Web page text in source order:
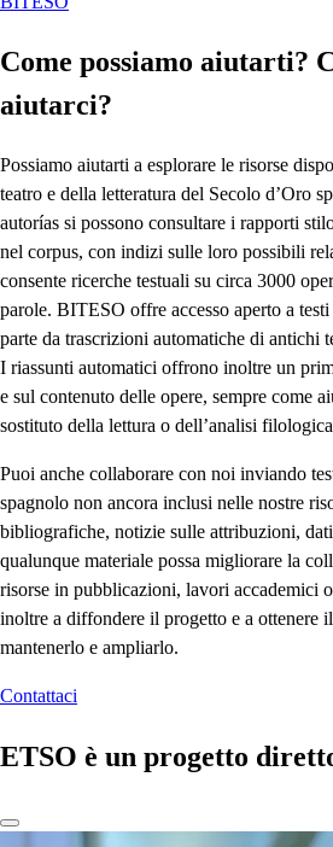
Come possiamo aiutarti?
aiutarci?
Possiamo aiutarti a esplorare le risorse
teatro e della letteratura del Secolo d’Oro
autorías si possono consultare i rapporti
nel corpus, con indizi sulle loro possibili
consente ricerche testuali su circa 3000
parole. BITESO offre accesso aperto a
parte da trascrizioni automatiche di antichi
I riassunti automatici offrono inoltre un
e sul contenuto delle opere, sempre come
sostituto della lettura o dell’analisi
Puoi anche collaborare con noi inviando
spagnolo non ancora inclusi nelle nostre
bibliografiche, notizie sulle attribuzioni,
qualunque materiale possa migliorare la
risorse in pubblicazioni, lavori accademici
inoltre a diffondere il progetto e a ottenere
mantenerlo e ampliarlo.
Contattaci
ETSO è un progetto